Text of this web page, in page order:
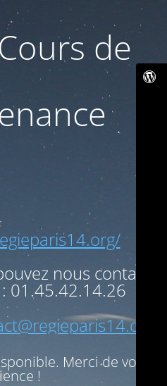
de
nous contacter
01.45.42.14.26
Merci de votre
!